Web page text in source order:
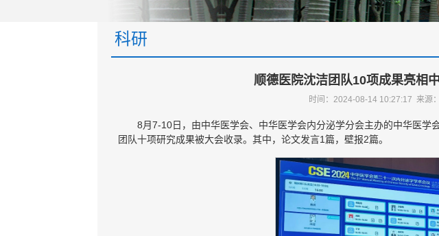
科研
顺德医院沈洁团队10项成果亮相
时间：2024-08-14 10:27:17 来源
8月7-10日，由中华医学会、中华医学会内分泌学分会主办的中华医
团队十项研究成果被大会收录。其中，论文发言1篇，壁报2篇。